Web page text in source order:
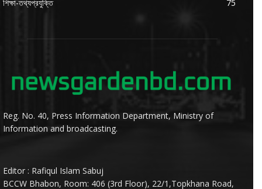
শিক্ষা-তথ্যপ্রযুক্তি
75
Reg. No. 40, Press Information Department, Ministry of
Information and broadcasting.
Editor : Rafiqul Islam Sabuj
BCCW Bhabon, Room: 406 (3rd Floor), 22/1,Topkhana Road,